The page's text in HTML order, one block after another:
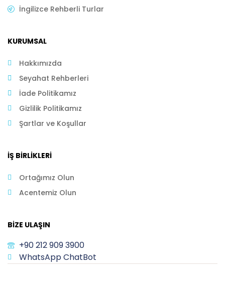
İngilizce Rehberli Turlar
KURUMSAL
Hakkımızda
Seyahat Rehberleri
İade Politikamız
Gizlilik Politikamız
Şartlar ve Koşullar
İŞ BIRLIKLERI
Ortağımız Olun
Acentemiz Olun
BIZE ULAŞIN
+90 212 909 3900
WhatsApp ChatBot